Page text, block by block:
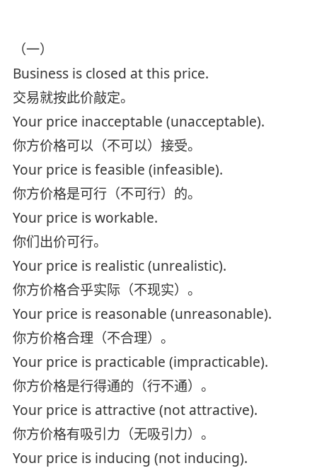
（一）
Business is closed at this price.
交易就按此价敲定。
Your price inacceptable (unacceptable).
你方价格可以（不可以）接受。
Your price is feasible (infeasible).
你方价格是可行（不可行）的。
Your price is workable.
你们出价可行。
Your price is realistic (unrealistic).
你方价格合乎实际（不现实）。
Your price is reasonable (unreasonable).
你方价格合理（不合理）。
Your price is practicable (impracticable).
你方价格是行得通的（行不通）。
Your price is attractive (not attractive).
你方价格有吸引力（无吸引力）。
Your price is inducing (not inducing).